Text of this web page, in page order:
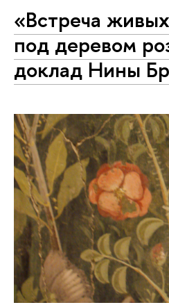
«Встреча
под деревом
доклад Нины